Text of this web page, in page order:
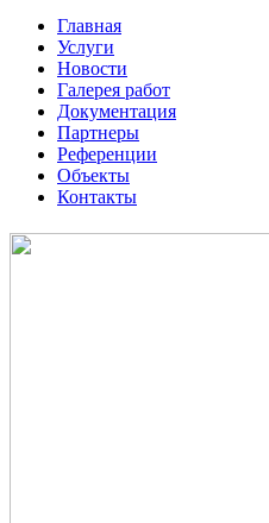
Главная
Услуги
Новости
Галерея работ
Документация
Партнеры
Референции
Объекты
Контакты